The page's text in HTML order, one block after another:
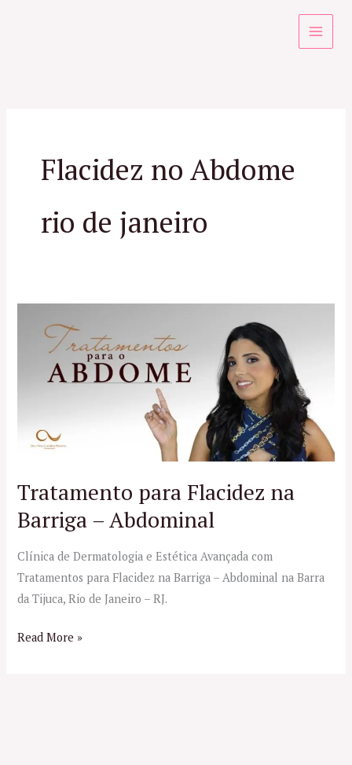
Flacidez no Abdome
rio de janeiro
Tratamento para Flacidez na
Barriga – Abdominal
Clínica de Dermatologia e Estética Avançada com
Tratamentos para Flacidez na Barriga – Abdominal na Barra
da Tijuca, Rio de Janeiro – RJ.
Flacidez
Abdominal
Read More »